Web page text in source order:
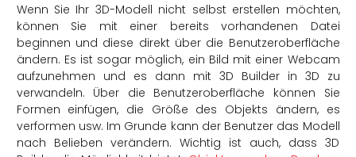
Wenn Sie Ihr 3D-Modell nicht selbst erstellen möchten,
können Sie mit einer bereits vorhandenen Datei
beginnen und diese direkt über die Benutzeroberfläche
ändern. Es ist sogar möglich, ein Bild mit einer Webcam
aufzunehmen und es dann mit 3D Builder in 3D zu
verwandeln. Über die Benutzeroberfläche können Sie
Formen einfügen, die Größe des Objekts ändern, es
verformen usw. Im Grunde kann der Benutzer das Modell
nach Belieben verändern. Wichtig ist auch, dass 3D